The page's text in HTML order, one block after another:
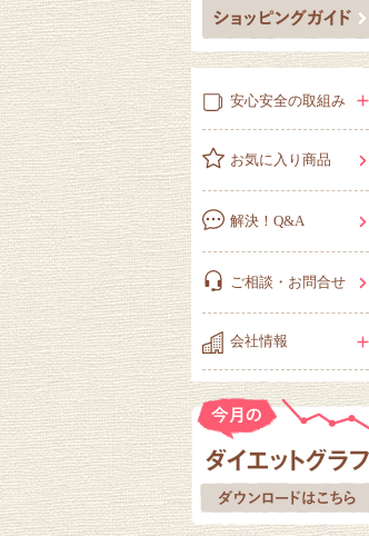
安心安全の取組み
お気に入り商品
解決！Q&A
ご相談・お問合せ
会社情報